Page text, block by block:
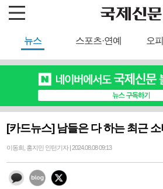
뉴스 스포츠·연예 오
[카드뉴스] 남들은 다 하는 최근 소
이동희, 홍지민 인턴기자 | 2024.08.08 09:13